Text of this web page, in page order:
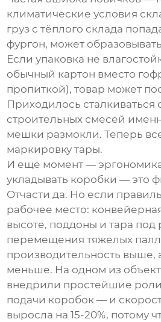
климатические условия
груз с тёплого склада
фургон, может
Если упаковка не
обычный картон вместо
пропиткой), товар может
Приходилось сталкиваться
строительных смесей
мешки размокли. Теперь
маркировку тары.
И ещё момент —
укладывать коробки — это
Отчасти да. Но если
рабочее место:
высоте, поддоны и тара под
перемещения тяжелых
производительность выше,
меньше. На одном из
внедрили простейшие
подачи коробок — и
выросла на 15-20%, потому